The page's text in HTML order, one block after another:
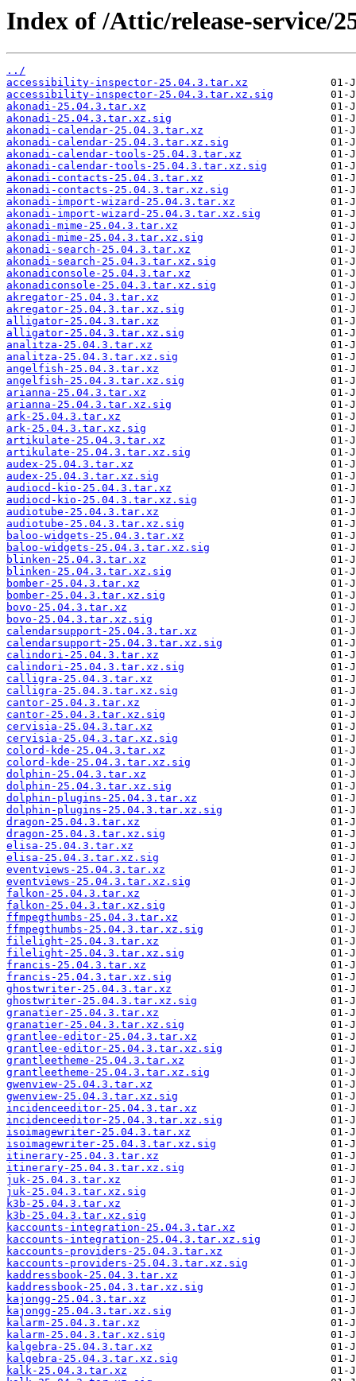
Index of /Attic/release-service/
../
accessibility-inspector-25.04.3.tar.xz
accessibility-inspector-25.04.3.tar.xz.sig
akonadi-25.04.3.tar.xz
akonadi-25.04.3.tar.xz.sig
akonadi-calendar-25.04.3.tar.xz
akonadi-calendar-25.04.3.tar.xz.sig
akonadi-calendar-tools-25.04.3.tar.xz
akonadi-calendar-tools-25.04.3.tar.xz.sig
akonadi-contacts-25.04.3.tar.xz
akonadi-contacts-25.04.3.tar.xz.sig
akonadi-import-wizard-25.04.3.tar.xz
akonadi-import-wizard-25.04.3.tar.xz.sig
akonadi-mime-25.04.3.tar.xz
akonadi-mime-25.04.3.tar.xz.sig
akonadi-search-25.04.3.tar.xz
akonadi-search-25.04.3.tar.xz.sig
akonadiconsole-25.04.3.tar.xz
akonadiconsole-25.04.3.tar.xz.sig
akregator-25.04.3.tar.xz
akregator-25.04.3.tar.xz.sig
alligator-25.04.3.tar.xz
alligator-25.04.3.tar.xz.sig
analitza-25.04.3.tar.xz
analitza-25.04.3.tar.xz.sig
angelfish-25.04.3.tar.xz
angelfish-25.04.3.tar.xz.sig
arianna-25.04.3.tar.xz
arianna-25.04.3.tar.xz.sig
ark-25.04.3.tar.xz
ark-25.04.3.tar.xz.sig
artikulate-25.04.3.tar.xz
artikulate-25.04.3.tar.xz.sig
audex-25.04.3.tar.xz
audex-25.04.3.tar.xz.sig
audiocd-kio-25.04.3.tar.xz
audiocd-kio-25.04.3.tar.xz.sig
audiotube-25.04.3.tar.xz
audiotube-25.04.3.tar.xz.sig
baloo-widgets-25.04.3.tar.xz
baloo-widgets-25.04.3.tar.xz.sig
blinken-25.04.3.tar.xz
blinken-25.04.3.tar.xz.sig
bomber-25.04.3.tar.xz
bomber-25.04.3.tar.xz.sig
bovo-25.04.3.tar.xz
bovo-25.04.3.tar.xz.sig
calendarsupport-25.04.3.tar.xz
calendarsupport-25.04.3.tar.xz.sig
calindori-25.04.3.tar.xz
calindori-25.04.3.tar.xz.sig
calligra-25.04.3.tar.xz
calligra-25.04.3.tar.xz.sig
cantor-25.04.3.tar.xz
cantor-25.04.3.tar.xz.sig
cervisia-25.04.3.tar.xz
cervisia-25.04.3.tar.xz.sig
colord-kde-25.04.3.tar.xz
colord-kde-25.04.3.tar.xz.sig
dolphin-25.04.3.tar.xz
dolphin-25.04.3.tar.xz.sig
dolphin-plugins-25.04.3.tar.xz
dolphin-plugins-25.04.3.tar.xz.sig
dragon-25.04.3.tar.xz
dragon-25.04.3.tar.xz.sig
elisa-25.04.3.tar.xz
elisa-25.04.3.tar.xz.sig
eventviews-25.04.3.tar.xz
eventviews-25.04.3.tar.xz.sig
falkon-25.04.3.tar.xz
falkon-25.04.3.tar.xz.sig
ffmpegthumbs-25.04.3.tar.xz
ffmpegthumbs-25.04.3.tar.xz.sig
filelight-25.04.3.tar.xz
filelight-25.04.3.tar.xz.sig
francis-25.04.3.tar.xz
francis-25.04.3.tar.xz.sig
ghostwriter-25.04.3.tar.xz
ghostwriter-25.04.3.tar.xz.sig
granatier-25.04.3.tar.xz
granatier-25.04.3.tar.xz.sig
grantlee-editor-25.04.3.tar.xz
grantlee-editor-25.04.3.tar.xz.sig
grantleetheme-25.04.3.tar.xz
grantleetheme-25.04.3.tar.xz.sig
gwenview-25.04.3.tar.xz
gwenview-25.04.3.tar.xz.sig
incidenceeditor-25.04.3.tar.xz
incidenceeditor-25.04.3.tar.xz.sig
isoimagewriter-25.04.3.tar.xz
isoimagewriter-25.04.3.tar.xz.sig
itinerary-25.04.3.tar.xz
itinerary-25.04.3.tar.xz.sig
juk-25.04.3.tar.xz
juk-25.04.3.tar.xz.sig
k3b-25.04.3.tar.xz
k3b-25.04.3.tar.xz.sig
kaccounts-integration-25.04.3.tar.xz
kaccounts-integration-25.04.3.tar.xz.sig
kaccounts-providers-25.04.3.tar.xz
kaccounts-providers-25.04.3.tar.xz.sig
kaddressbook-25.04.3.tar.xz
kaddressbook-25.04.3.tar.xz.sig
kajongg-25.04.3.tar.xz
kajongg-25.04.3.tar.xz.sig
kalarm-25.04.3.tar.xz
kalarm-25.04.3.tar.xz.sig
kalgebra-25.04.3.tar.xz
kalgebra-25.04.3.tar.xz.sig
kalk-25.04.3.tar.xz